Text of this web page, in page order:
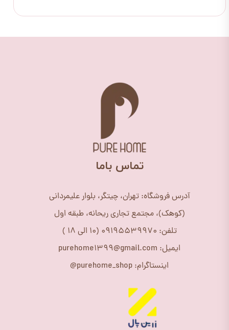
​تماس باما
آدرس فروشگاه: تهران، چیتگر، بلوار علیمردانی
(کوهک)، مجتمع تجاری ریحانه، طبقه اول
تلفن: 09195539970 (10 الی 18 )
ایمیل: purehome1399@gmail.com
اینستاگرام: purehome_shop@